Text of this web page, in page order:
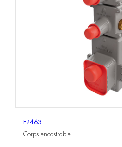
F2463
Corps encastrable